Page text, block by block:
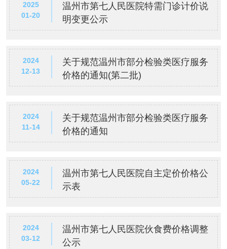
2025
01-20
温州市第七人民医院特需门诊计价说
明变更公示
2024
12-13
关于规范温州市部分检验类医疗服务
价格的通知(第二批)
2024
11-14
关于规范温州市部分检验类医疗服务
价格的通知
2024
05-22
温州市第七人民医院自主定价价格公
示表
2024
03-12
温州市第七人民医院伙食费价格调整
公示